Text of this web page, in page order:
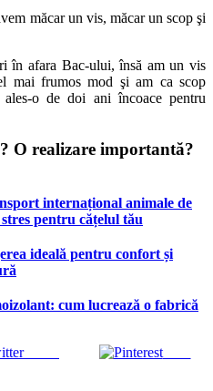
măcar un vis, măcar un scop şi
în afara Bac-ului, însă am un vis
mai frumos mod şi am ca scop
o de doi ani încoace pentru
O realizare importantă?
internațional animale de
pentru cățelul tău
ideală pentru confort și
cum lucrează o fabrică
Tweet Save